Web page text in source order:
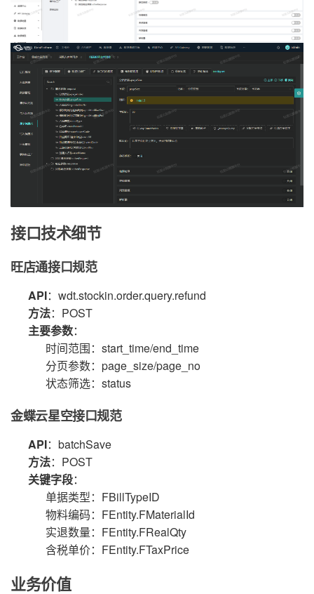
接口技术细节
旺店通接口规范
API：wdt.stockin.order.query.refund
方法：POST
主要参数：
时间范围：start_time/end_time
分页参数：page_size/page_no
状态筛选：status
金蝶云星空接口规范
API：batchSave
方法：POST
关键字段：
单据类型：FBillTypeID
物料编码：FEntity.FMaterialId
实退数量：FEntity.FRealQty
含税单价：FEntity.FTaxPrice
业务价值